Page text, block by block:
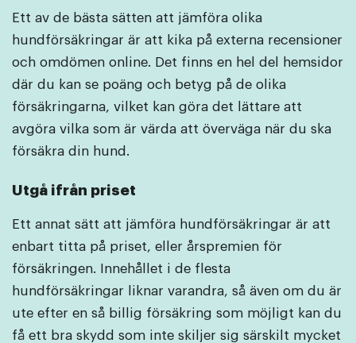
Ett av de bästa sätten att jämföra olika
hundförsäkringar är att kika på externa recensioner
och omdömen online. Det finns en hel del hemsidor
där du kan se poäng och betyg på de olika
försäkringarna, vilket kan göra det lättare att
avgöra vilka som är värda att överväga när du ska
försäkra din hund.
Utgå ifrån priset
Ett annat sätt att jämföra hundförsäkringar är att
enbart titta på priset, eller årspremien för
försäkringen. Innehållet i de flesta
hundförsäkringar liknar varandra, så även om du är
ute efter en så billig försäkring som möjligt kan du
få ett bra skydd som inte skiljer sig särskilt mycket